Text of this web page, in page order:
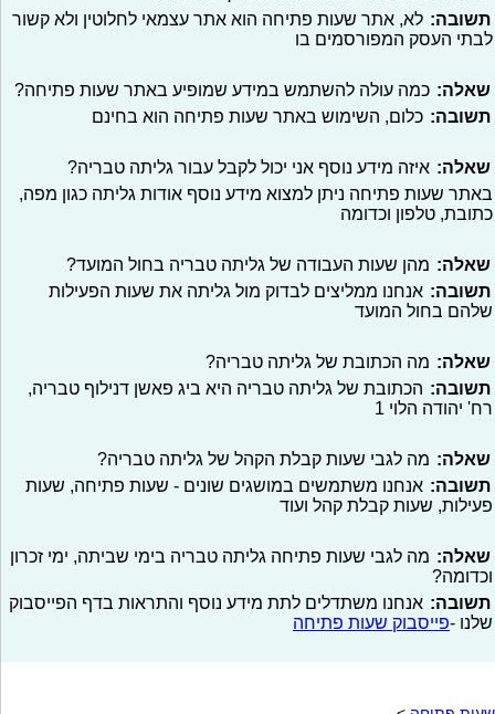
תשובה: לא, אתר שעות פתיחה הוא אתר עצמאי לחלוטין ולא קשור
לבתי העסק המפורסמים בו
שאלה: כמה עולה להשתמש במידע שמופיע באתר שעות פתיחה?
תשובה: כלום, השימוש באתר שעות פתיחה הוא בחינם
שאלה: איזה מידע נוסף אני יכול לקבל עבור גליתה טבריה?
באתר שעות פתיחה ניתן למצוא מידע נוסף אודות גליתה כגון מפה,
כתובת, טלפון וכדומה
שאלה: מהן שעות העבודה של גליתה טבריה בחול המועד?
תשובה: אנחנו ממליצים לבדוק מול גליתה את שעות הפעילות
שלהם בחול המועד
שאלה: מה הכתובת של גליתה טבריה?
תשובה: הכתובת של גליתה טבריה היא ביג פאשן דנילוף טבריה,
רח' יהודה הלוי 1
שאלה: מה לגבי שעות קבלת הקהל של גליתה טבריה?
תשובה: אנחנו משתמשים במושגים שונים - שעות פתיחה, שעות
פעילות, שעות קבלת קהל ועוד
שאלה: מה לגבי שעות פתיחה גליתה טבריה בימי שביתה, ימי זכרון
וכדומה?
תשובה: אנחנו משתדלים לתת מידע נוסף והתראות בדף הפייסבוק
שלנו -פייסבוק שעות פתיחה